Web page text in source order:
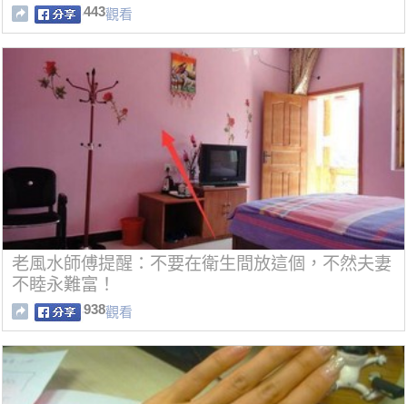
443觀看
老風水師傅提醒：不要在衛生間放這個，不然夫妻
不睦永難富！
938觀看